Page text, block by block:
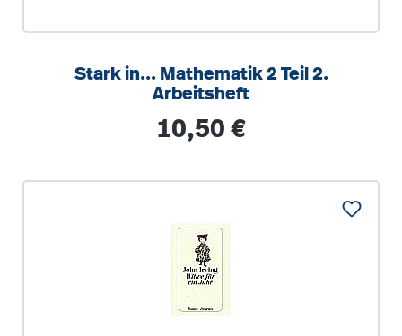
Stark in... Mathematik 2 Teil 2.
Arbeitsheft
Regulärer Preis:
10,50 €